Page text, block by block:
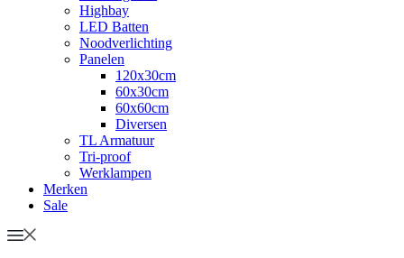
Highbay
LED Batten
Noodverlichting
Panelen
120x30cm
60x30cm
60x60cm
Diversen
TL Armatuur
Tri-proof
Werklampen
Merken
Sale